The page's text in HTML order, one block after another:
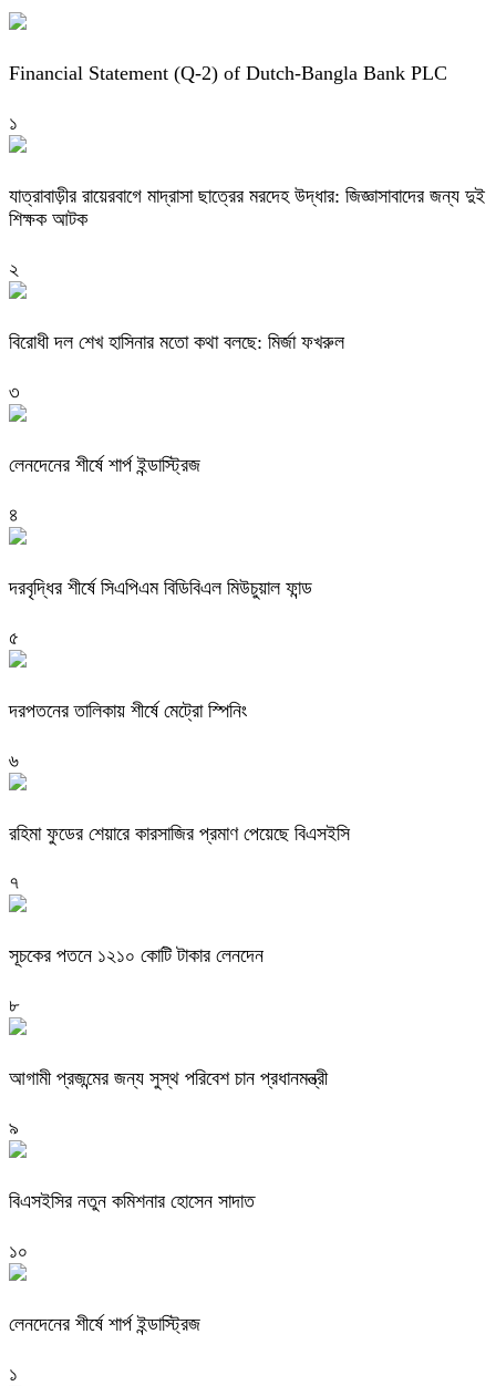
Financial Statement (Q-2) of Dutch-Bangla Bank PLC
১
যাত্রাবাড়ীর রায়েরবাগে মাদ্রাসা ছাত্রের মরদেহ উদ্ধার: জিজ্ঞাসাবাদের জন্য দুই
শিক্ষক আটক
২
বিরোধী দল শেখ হাসিনার মতো কথা বলছে: মির্জা ফখরুল
৩
লেনদেনের শীর্ষে শার্প ইন্ডাস্ট্রিজ
৪
দরবৃদ্ধির শীর্ষে সিএপিএম বিডিবিএল মিউচুয়াল ফান্ড
৫
দরপতনের তালিকায় শীর্ষে মেট্রো স্পিনিং
৬
রহিমা ফুডের শেয়ারে কারসাজির প্রমাণ পেয়েছে বিএসইসি
৭
সূচকের পতনে ১২১০ কোটি টাকার লেনদেন
৮
আগামী প্রজন্মের জন্য সুস্থ পরিবেশ চান প্রধানমন্ত্রী
৯
বিএসইসির নতুন কমিশনার হোসেন সাদাত
১০
লেনদেনের শীর্ষে শার্প ইন্ডাস্ট্রিজ
১